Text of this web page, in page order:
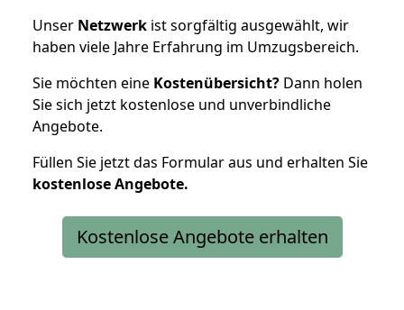
Unser Netzwerk ist sorgfältig ausgewählt, wir
haben viele Jahre Erfahrung im Umzugsbereich.
Sie möchten eine Kostenübersicht? Dann holen
Sie sich jetzt kostenlose und unverbindliche
Angebote.
Füllen Sie jetzt das Formular aus und erhalten Sie
kostenloseAngebote.
Kostenlose Angebote erhalten